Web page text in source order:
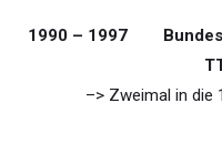
1990 – 1997
–> Zweimal in die